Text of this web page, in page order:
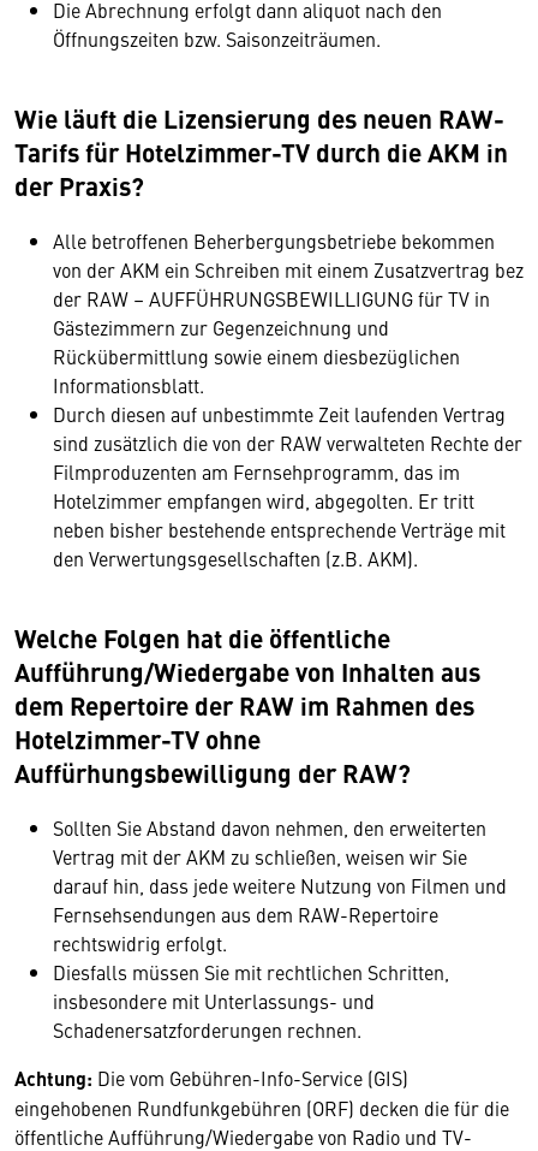
Die Abrechnung erfolgt dann aliquot nach den
Öffnungszeiten bzw. Saisonzeiträumen.
Wie läuft die Lizensierung des neuen RAW-
Tarifs für Hotelzimmer-TV durch die AKM in
der Praxis?
Alle betroffenen Beherbergungsbetriebe bekommen
von der AKM ein Schreiben mit einem Zusatzvertrag bez
der RAW – AUFFÜHRUNGSBEWILLIGUNG für TV in
Gästezimmern zur Gegenzeichnung und
Rückübermittlung sowie einem diesbezüglichen
Informationsblatt.
Durch diesen auf unbestimmte Zeit laufenden Vertrag
sind zusätzlich die von der RAW verwalteten Rechte der
Filmproduzenten am Fernsehprogramm, das im
Hotelzimmer empfangen wird, abgegolten. Er tritt
neben bisher bestehende entsprechende Verträge mit
den Verwertungsgesellschaften (z.B. AKM).
Welche Folgen hat die öffentliche
Aufführung/Wiedergabe von Inhalten aus
dem Repertoire der RAW im Rahmen des
Hotelzimmer-TV ohne
Auffürhungsbewilligung der RAW?
Sollten Sie Abstand davon nehmen, den erweiterten
Vertrag mit der AKM zu schließen, weisen wir Sie
darauf hin, dass jede weitere Nutzung von Filmen und
Fernsehsendungen aus dem RAW-Repertoire
rechtswidrig erfolgt.
Diesfalls müssen Sie mit rechtlichen Schritten,
insbesondere mit Unterlassungs- und
Schadenersatzforderungen rechnen.
Achtung: Die vom Gebühren-Info-Service (GIS)
eingehobenen Rundfunkgebühren (ORF) decken die für die
öffentliche Aufführung/Wiedergabe von Radio und TV-